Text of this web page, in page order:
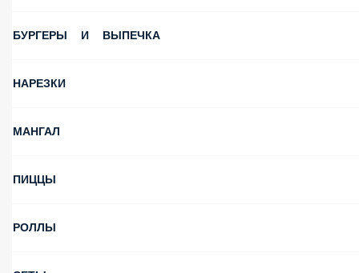
БУРГЕРЫ И ВЫПЕЧКА
НАРЕЗКИ
МАНГАЛ
ПИЦЦЫ
РОЛЛЫ